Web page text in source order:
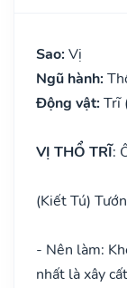
Sao: Vị
Ngũ hành:
Động vật: Trĩ
VỊ THỔ TRĨ:
(Kiết Tú)
- Nên làm:
nhất là xây